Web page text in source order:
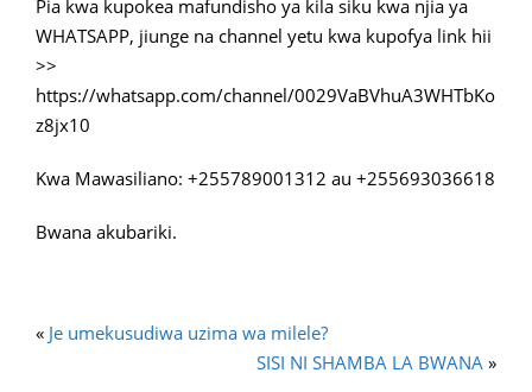
Pia kwa kupokea mafundisho ya kila siku kwa njia ya
WHATSAPP, jiunge na channel yetu kwa kupofya link hii
>>
https://whatsapp.com/channel/0029VaBVhuA3WHTbKo
z8jx10
Kwa Mawasiliano: +255789001312 au +255693036618
Bwana akubariki.
« Je umekusudiwa uzima wa milele?
SISI NI SHAMBA LA BWANA »